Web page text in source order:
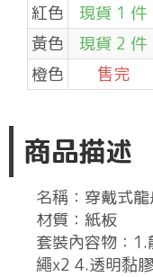
紅色
現貨 1 件
黃色
現貨 2 件
橙色
售完
商品描述
名稱：穿戴式
材質：紙板
套裝內容物：
繩x2 4.透明黏膠